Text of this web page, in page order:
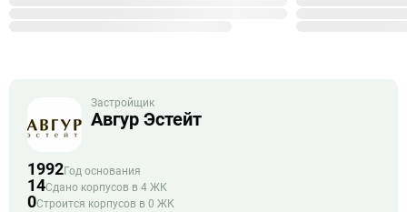
Застройщик
Авгур Эстейт
1992Год основания
14Сдано корпусов в 4 ЖК
0Строится корпусов в 0 ЖК